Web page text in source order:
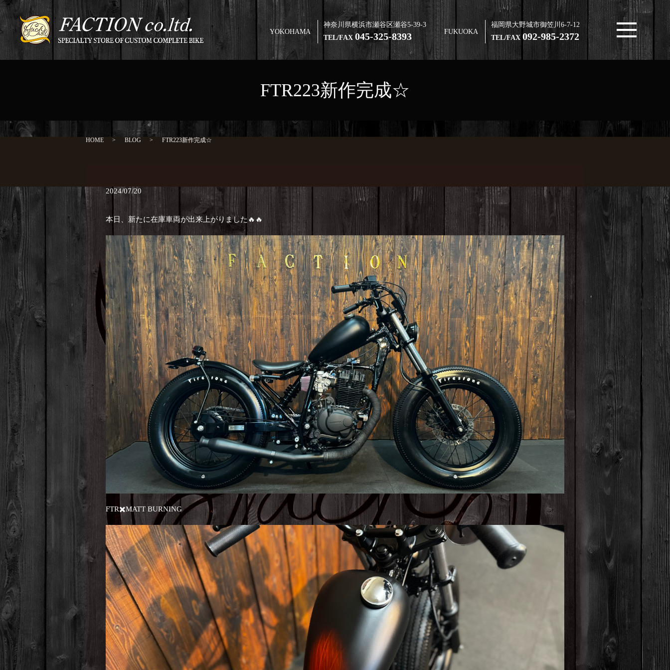
YOKOHAMA
神奈川県横浜市瀬谷区瀬谷5-39-3
TEL/FAX045-325-8393 FUKUOKA
福岡県大野城市御笠川6-7-12
TEL/FAX 092-985-2372
FTR223新作完成☆
HOME BLOG FTR223新作完成☆
2024/07/20
本日、新たに在庫車両が出来上がりました🔥🔥
FTR✖️MATT BURNING